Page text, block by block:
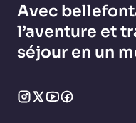
Avec
l’aventure et
séjour en un